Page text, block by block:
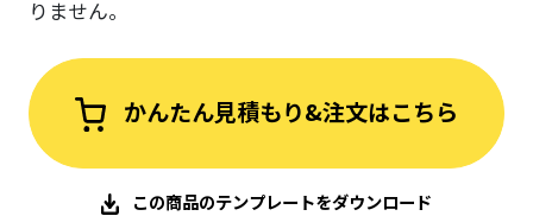
りません。
かんたん見積もり&注文はこちら
この商品のテンプレートをダウンロード